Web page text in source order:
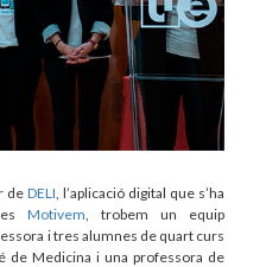
de DELI , l’aplicació digital que s’ha
Motivem , trobem un equip
i tres alumnes de quart curs
de Medicina i una professora de